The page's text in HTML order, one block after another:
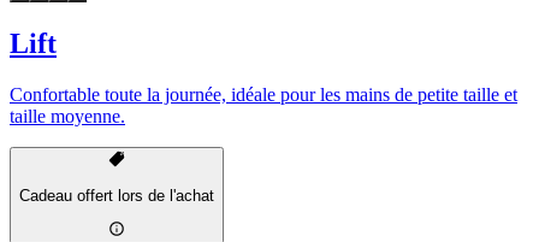
Lift
Confortable toute la journée, idéale pour les mains de petite taille et
taille moyenne.
Cadeau offert lors de l'achat